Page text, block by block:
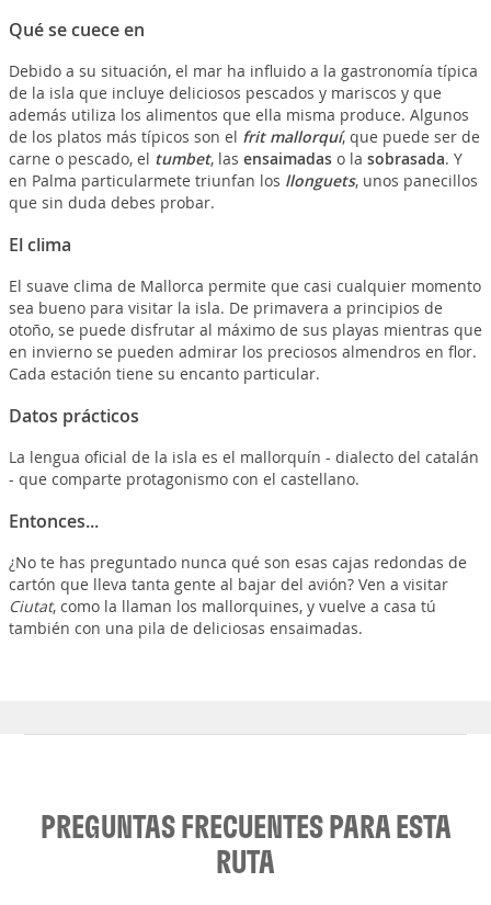
Qué se cuece en
Debido a su situación, el mar ha influido a la gastronomía típica
de la isla que incluye deliciosos pescados y mariscos y que
además utiliza los alimentos que ella misma produce. Algunos
de los platos más típicos son el frit mallorquí, que puede ser de
carne o pescado, el tumbet, las ensaimadaso la sobrasada. Y
en Palma particularmete triunfan los llonguets, unos panecillos
que sin duda debes probar.
El clima
El suave clima de Mallorca permite que casi cualquier momento
sea bueno para visitar la isla. De primavera a principios de
otoño, se puede disfrutar al máximo de sus playas mientras que
en invierno se pueden admirar los preciosos almendros en flor.
Cada estación tiene su encanto particular.
Datos prácticos
La lengua oficial de la isla es el mallorquín - dialecto del catalán
- que comparte protagonismo con el castellano.
Entonces...
¿No te has preguntado nunca qué son esas cajas redondas de
cartón que lleva tanta gente al bajar del avión? Ven a visitar
Ciutat, como la llaman los mallorquines, y vuelve a casa tú
también con una pila de deliciosas ensaimadas.
PREGUNTAS FRECUENTES PARA ESTA
RUTA